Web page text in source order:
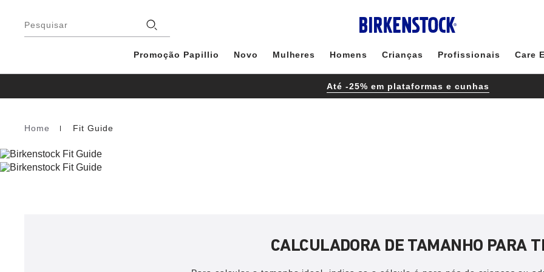
Pesquisar
Promoção Papillio Novo Mulheres Homens Crianças Profissionais Care
Até -25% em plataformas e cunhas
Homepage
Home Fit Guide
CALCULADORA DE TAMANHO PARA TI